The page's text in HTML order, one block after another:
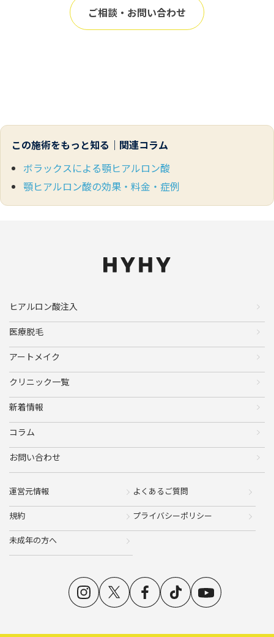
ご相談・お問い合わせ
この施術をもっと知る｜関連コラム
ボラックスによる顎ヒアルロン酸
顎ヒアルロン酸の効果・料金・症例
ヒアルロン酸注入
医療脱毛
アートメイク
クリニック一覧
新着情報
コラム
お問い合わせ
運営元情報 よくあるご質問
規約 プライバシーポリシー
未成年の方へ